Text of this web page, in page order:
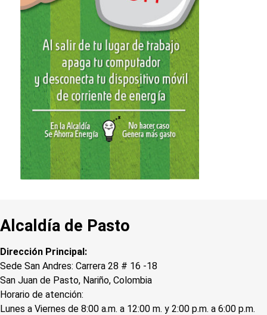
Alcaldía de Pasto
Dirección Principal:
Sede San Andres: Carrera 28 # 16 -18
San Juan de Pasto, Nariño, Colombia
Horario de atención:
Lunes a Viernes de 8:00 a.m. a 12:00 m. y 2:00 p.m. a 6:00 p.m.